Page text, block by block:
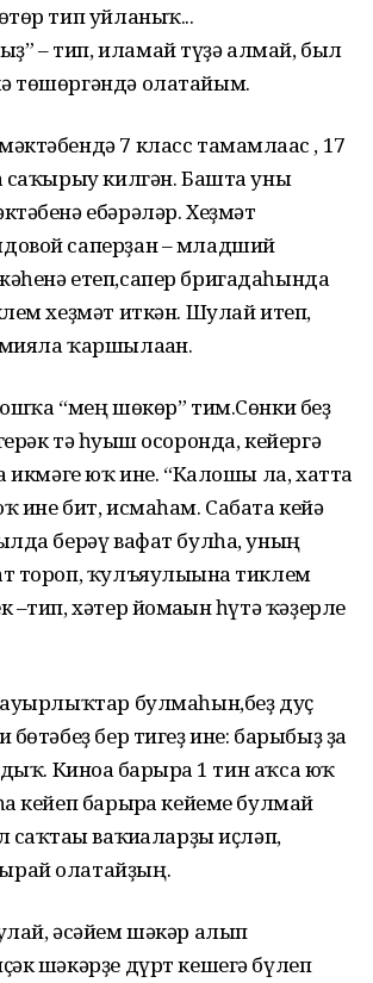
тип уйланыҡ...
– тип, иламай түҙә алмай, был
төшөргәндә олатайым.
7 класс тамамлағас , 17
саҡырыу килгән. Башта уны
ебәрәләр. Хеҙмәт
саперҙан – младший
етеп,сапер бригадаһында
хеҙмәт иткән. Шулай итеп,
ҡаршылаған.
“мең шөкөр” тим.Сөнки беҙ
тә һуғыш осоронда, кейергә
икмәге юҡ ине. “Калошы ла, хатта
ине бит, исмаһам. Сабата кейә
берәү вафат булһа, уның
тороп, ҡулъяулығына тиклем
–тип, хәтер йомғағын һүтә ҡәҙерле
ауырлыҡтар булмаһын,беҙ дуҫ
бөтәбеҙ бер тигеҙ ине: барыбыҙ ҙа
Киноға барырға 1 тин аҡса юҡ
кейеп барырға кейеме булмай
саҡтағы ваҡиғаларҙы иҫләп,
олатайҙың.
әсәйем шәкәр алып
шәкәрҙе дүрт кешегә бүлеп